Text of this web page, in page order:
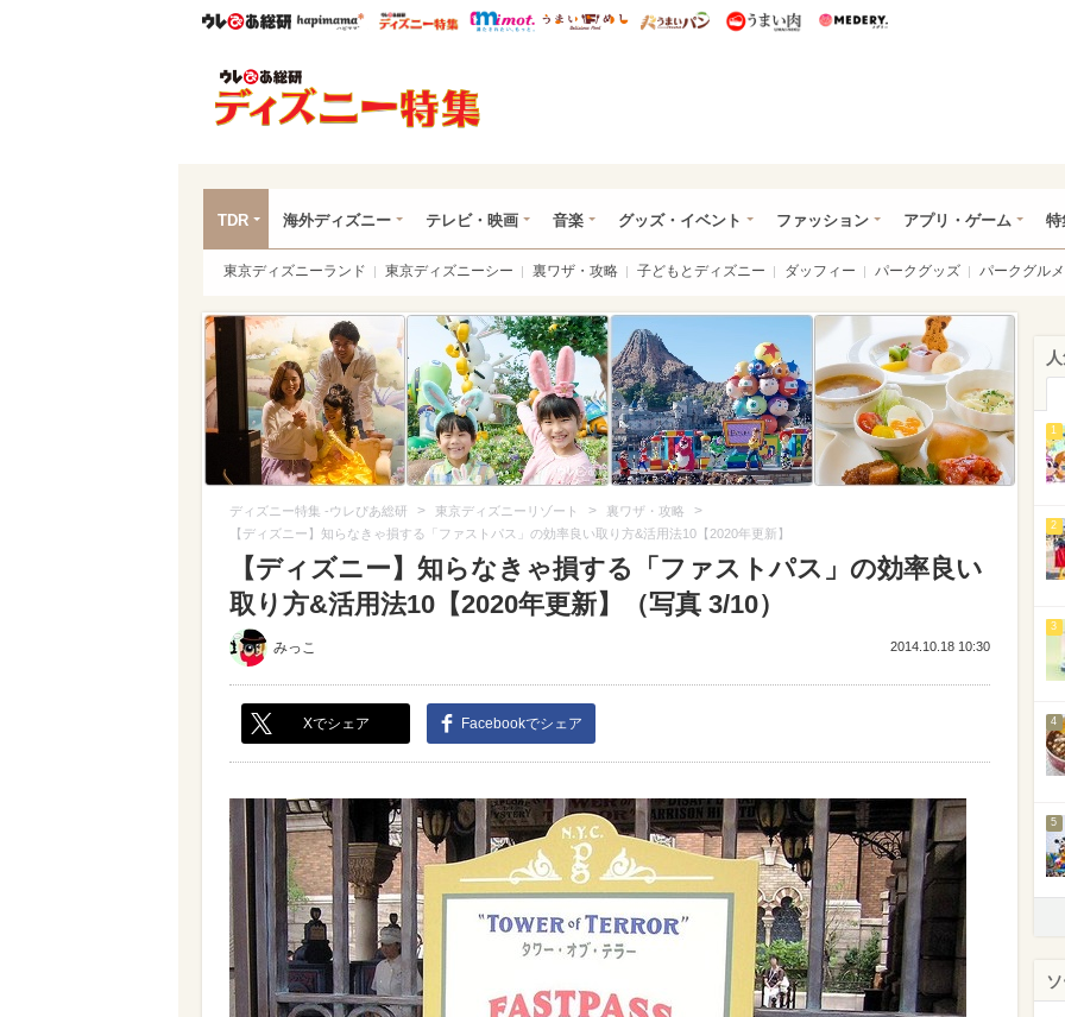
ウレぴあ総研ハピママ* ウレぴあ総研 ディズニー特集
mimot. うまいめし うまいパン うまい肉
TDR 海外ディズニー テレビ・映画 音楽 グッズ・イベント ファッション アプリ・ゲーム 特
東京ディズニーランド 東京ディズニーシー 裏ワザ・攻略 子どもとディズニー ダッフィー パークグッズ パークグルメ
ディズニー特集 -ウレぴあ総研 > 東京ディズニーリゾート > 裏ワザ・攻略 >
【ディズニー】知らなきゃ損する「ファストパス」の効率良い取り方&活用法10【2020年更新】
【ディズニー】知らなきゃ損する「ファストパス」の効率良い
取り方&活用法10【2020年更新】（写真 3/10）
みっこ 2014.10.18 10:30
Xでシェア Facebookでシェア
1
2
3
4
5